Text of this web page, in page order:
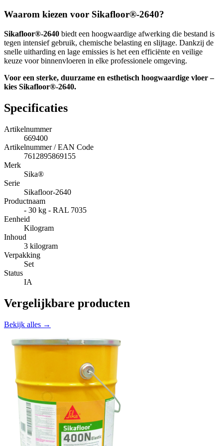
Waarom kiezen voor Sikafloor®-2640?
Sikafloor®-2640 biedt een hoogwaardige afwerking die bestand is
tegen intensief gebruik, chemische belasting en slijtage. Dankzij de
snelle uitharding en lage emissies is het een efficiënte en veilige
keuze voor binnenvloeren in elke professionele omgeving.
Voor een sterke, duurzame en esthetisch hoogwaardige vloer –
kies Sikafloor®-2640.
Specificaties
Artikelnummer
669400
Artikelnummer / EAN Code
7612895869155
Merk
Sika®
Serie
Sikafloor-2640
Productnaam
- 30 kg - RAL 7035
Eenheid
Kilogram
Inhoud
3 kilogram
Verpakking
Set
Status
IA
Vergelijkbare producten
Bekijk alles →